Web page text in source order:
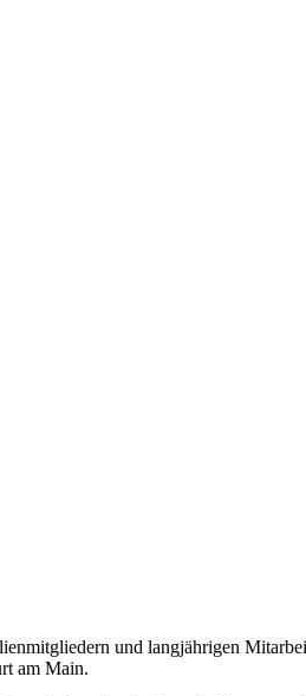
und langjährigen
am Main.